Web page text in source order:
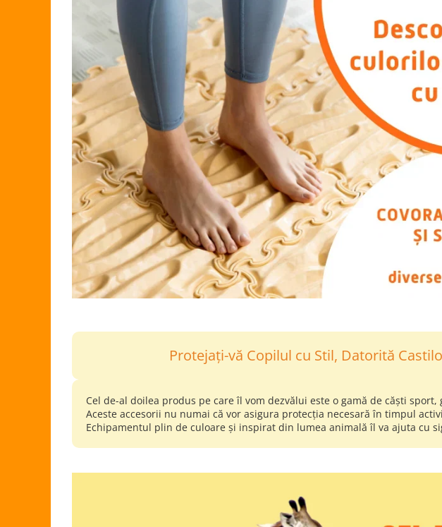
Protejați-vă Copilul cu Stil, Datorită
Cel de-al doilea produs pe care îl vom dezvălui este o gamă de căști
Aceste accesorii nu numai că vor asigura protecția necesară în timpul
Echipamentul plin de culoare și inspirat din lumea animală îl va ajuta cu